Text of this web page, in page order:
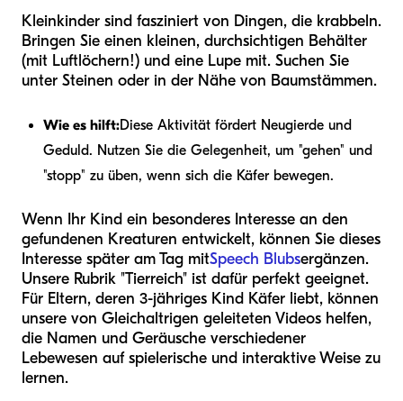
Kleinkinder sind fasziniert von Dingen, die krabbeln.
Bringen Sie einen kleinen, durchsichtigen Behälter
(mit Luftlöchern!) und eine Lupe mit. Suchen Sie
unter Steinen oder in der Nähe von Baumstämmen.
Wie es hilft:Diese Aktivität fördert Neugierde und
Geduld. Nutzen Sie die Gelegenheit, um "gehen" und
"stopp" zu üben, wenn sich die Käfer bewegen.
Wenn Ihr Kind ein besonderes Interesse an den
gefundenen Kreaturen entwickelt, können Sie dieses
Interesse später am Tag mitSpeech Blubsergänzen.
Unsere Rubrik "Tierreich" ist dafür perfekt geeignet.
Für Eltern, deren 3-jähriges Kind Käfer liebt, können
unsere von Gleichaltrigen geleiteten Videos helfen,
die Namen und Geräusche verschiedener
Lebewesen auf spielerische und interaktive Weise zu
lernen.